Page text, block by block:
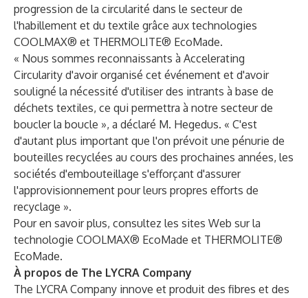
progression de la circularité dans le secteur de
l'habillement et du textile grâce aux technologies
COOLMAX® et THERMOLITE® EcoMade.
« Nous sommes reconnaissants à Accelerating
Circularity d'avoir organisé cet événement et d'avoir
souligné la nécessité d'utiliser des intrants à base de
déchets textiles, ce qui permettra à notre secteur de
boucler la boucle », a déclaré M. Hegedus. « C'est
d'autant plus important que l'on prévoit une pénurie de
bouteilles recyclées au cours des prochaines années, les
sociétés d'embouteillage s'efforçant d'assurer
l'approvisionnement pour leurs propres efforts de
recyclage ».
Pour en savoir plus, consultez les sites Web sur la
technologie COOLMAX® EcoMade et THERMOLITE®
EcoMade.
À propos de The LYCRA Company
The LYCRA Company innove et produit des fibres et des